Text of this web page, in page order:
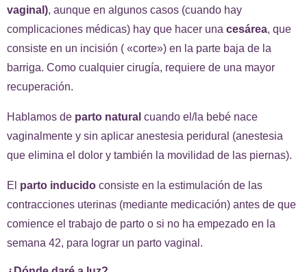
vaginal), aunque en algunos casos (cuando hay
complicaciones médicas) hay que hacer una cesárea, que
consiste en un incisión ( «corte») en la parte baja de la
barriga. Como cualquier cirugía, requiere de una mayor
recuperación.
Hablamos de parto natural cuando el/la bebé nace
vaginalmente y sin aplicar anestesia peridural (anestesia
que elimina el dolor y también la movilidad de las piernas).
El parto inducido consiste en la estimulación de las
contracciones uterinas (mediante medicación) antes de que
comience el trabajo de parto o si no ha empezado en la
semana 42, para lograr un parto vaginal.